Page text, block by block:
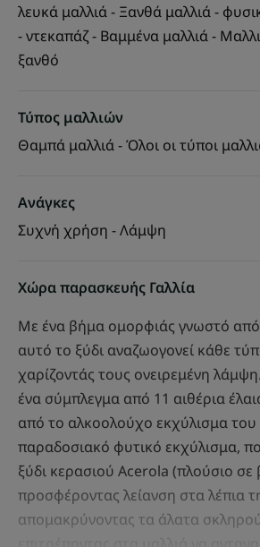
λευκά μαλλιά - Ξανθά μαλλιά -
- ντεκαπάζ - Βαμμένα μαλλιά -
ξανθό
Τύπος μαλλιών
Θαμπά μαλλιά - Όλοι οι τύποι
Ανάγκες
Συχνή χρήση - Λάμψη
Χώρα παρασκευής Γαλλία
Με ένα βήμα ομορφιάς γνωστό
αυτό το ξύδι αναζωογονεί κάθε
χαρίζοντάς τους ονειρεμένη
ένα σύμπλεγμα από 11 αιθέρια
από το αλκοολούχο εκχύλισμα
παραδοσιακό φυτικό εκχύλισμα,
ξύδι κερασιού Acerola (πλούσιο σε
προσφέροντας λείανση στα λέπια
απομακρύνοντας τα άλατα